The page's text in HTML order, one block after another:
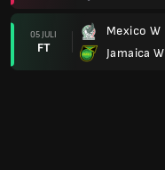
05 JULI
FT
Mexico W
Jamaica W